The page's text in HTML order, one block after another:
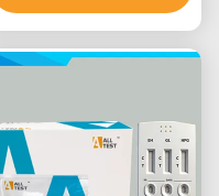
دقیقه، دقت بالا و تفسیر